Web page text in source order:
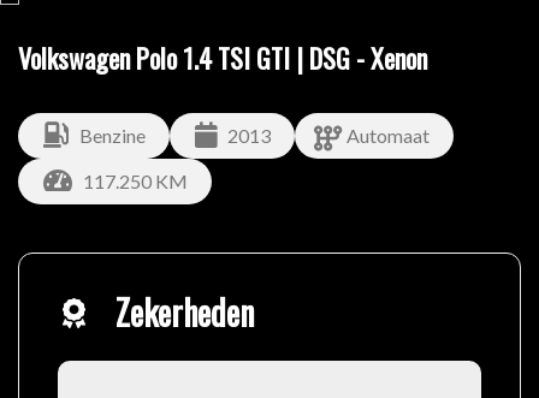
Volkswagen Polo 1.4 TSI GTI | DSG - Xenon
Benzine 2013
Automaat
117.250 KM
Zekerheden